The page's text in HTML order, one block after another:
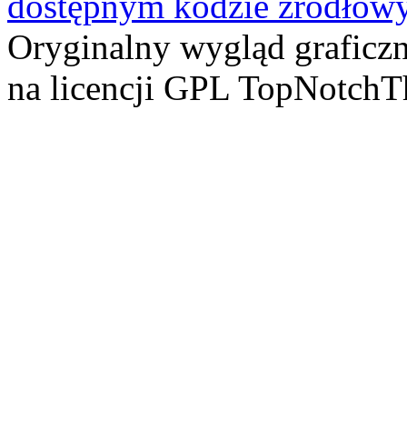
Oryginalny wygląd
na licencji GPL